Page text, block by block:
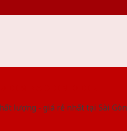
lượng - giá rẻ nhất tại Sài Gòn